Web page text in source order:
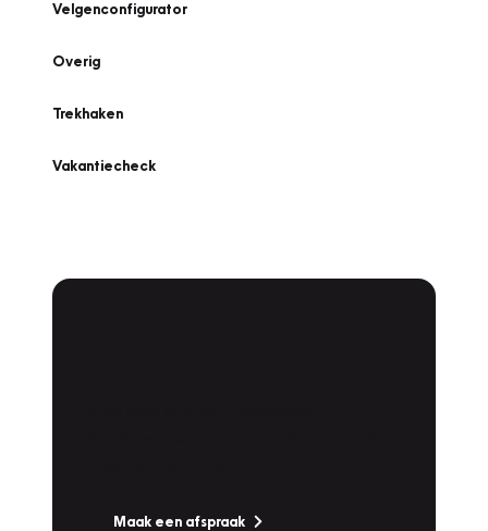
Velgenconfigurator
Overig
Trekhaken
Vakantiecheck
Maak een afspraak